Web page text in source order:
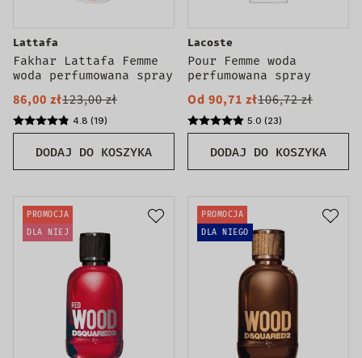
DODAJ DO KOSZYKA
Lattafa
Fakhar Lattafa Femme
woda perfumowana spray
86,00 zł123,00 zł
4.8 (19)
DODAJ DO KOSZYKA
Lacoste
Pour Femme woda
perfumowana spray
Od 90,71 zł106,72 zł
5.0 (23)
PROMOCJA
DLA NIEJ
PROMOCJA
DLA NIEGO